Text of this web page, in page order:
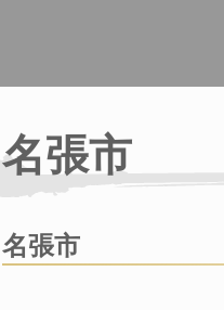
名張市
名張市